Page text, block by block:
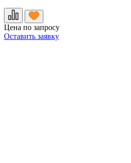
Цена по запросу
Оставить заявку